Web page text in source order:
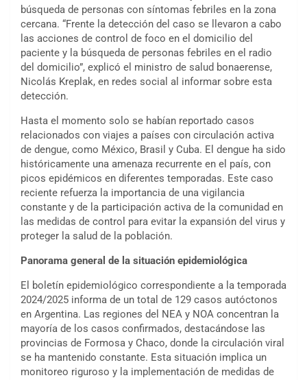
búsqueda de personas con síntomas febriles en la zona
cercana. “Frente la detección del caso se llevaron a cabo
las acciones de control de foco en el domicilio del
paciente y la búsqueda de personas febriles en el radio
del domicilio”, explicó el ministro de salud bonaerense,
Nicolás Kreplak, en redes social al informar sobre esta
detección.
Hasta el momento solo se habían reportado casos
relacionados con viajes a países con circulación activa
de dengue, como México, Brasil y Cuba. El dengue ha sido
históricamente una amenaza recurrente en el país, con
picos epidémicos en diferentes temporadas. Este caso
reciente refuerza la importancia de una vigilancia
constante y de la participación activa de la comunidad en
las medidas de control para evitar la expansión del virus y
proteger la salud de la población.
Panorama general de la situación epidemiológica
El boletín epidemiológico correspondiente a la temporada
2024/2025 informa de un total de 129 casos autóctonos
en Argentina. Las regiones del NEA y NOA concentran la
mayoría de los casos confirmados, destacándose las
provincias de Formosa y Chaco, donde la circulación viral
se ha mantenido constante. Esta situación implica un
monitoreo riguroso y la implementación de medidas de